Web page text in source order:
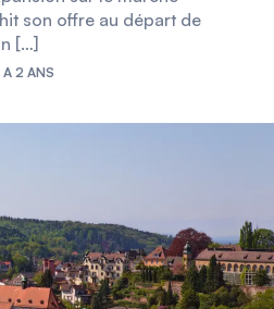
son offre au départ de
[…]
A 2 ANS